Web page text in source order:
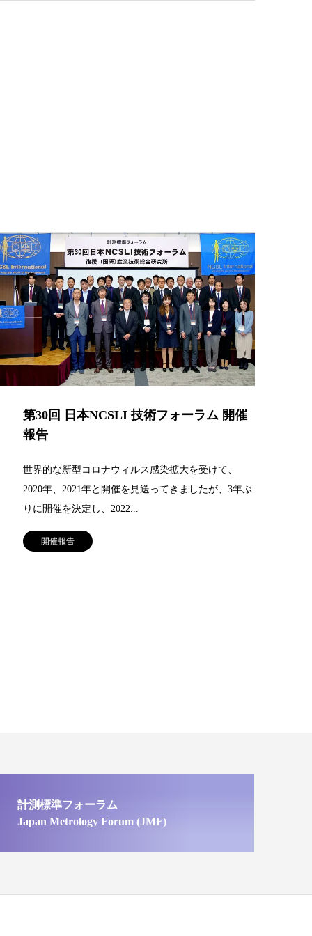
第30回 日本NCSLI 技術フォーラム 開催
報告
世界的な新型コロナウィルス感染拡大を受けて、
2020年、2021年と開催を見送ってきましたが、3年ぶ
りに開催を決定し、2022...
開催報告
計測標準フォーラム
Japan Metrology Forum (JMF)